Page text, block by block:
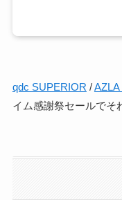
qdc SUPERIOR /
イム感謝祭セールでそ